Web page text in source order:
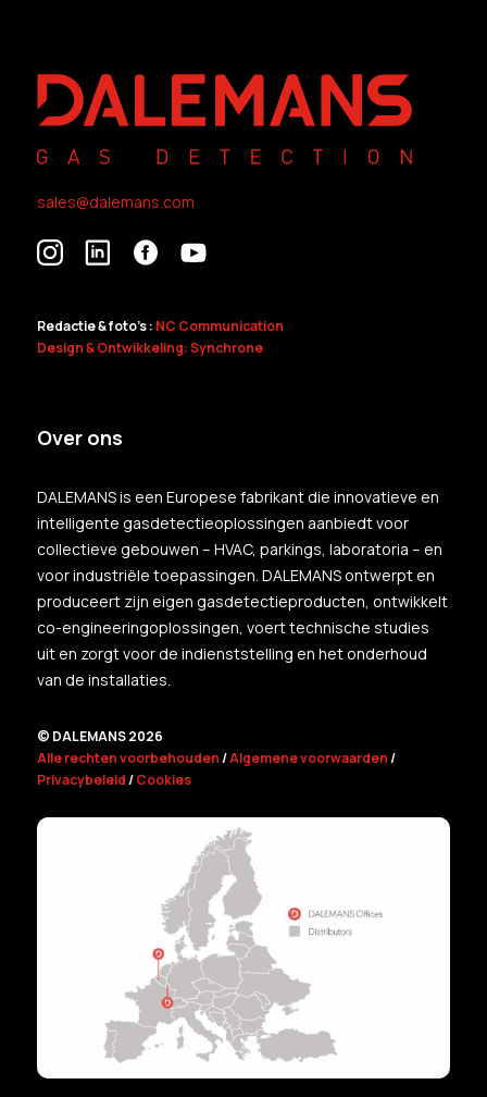
sales@dalemans.com
Redactie & foto's : NC Communication
Design & Ontwikkeling: Synchrone
Over ons
DALEMANS is een Europese fabrikant die innovatieve en
intelligente gasdetectieoplossingen aanbiedt voor
collectieve gebouwen – HVAC, parkings, laboratoria – en
voor industriële toepassingen. DALEMANS ontwerpt en
produceert zijn eigen gasdetectieproducten, ontwikkelt
co-engineeringoplossingen, voert technische studies
uit en zorgt voor de indienststelling en het onderhoud
van de installaties.
© DALEMANS 2026
Alle rechten voorbehouden/Algemene voorwaarden/
Privacybeleid/Cookies